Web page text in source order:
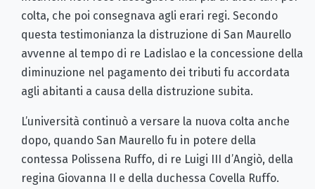
colta, che poi consegnava agli erari regi. Secondo
questa testimonianza la distruzione di San Maurello
avvenne al tempo di re Ladislao e la concessione della
diminuzione nel pagamento dei tributi fu accordata
agli abitanti a causa della distruzione subita.
L’università continuò a versare la nuova colta anche
dopo, quando San Maurello fu in potere della
contessa Polissena Ruffo, di re Luigi III d’Angiò, della
regina Giovanna II e della duchessa Covella Ruffo.